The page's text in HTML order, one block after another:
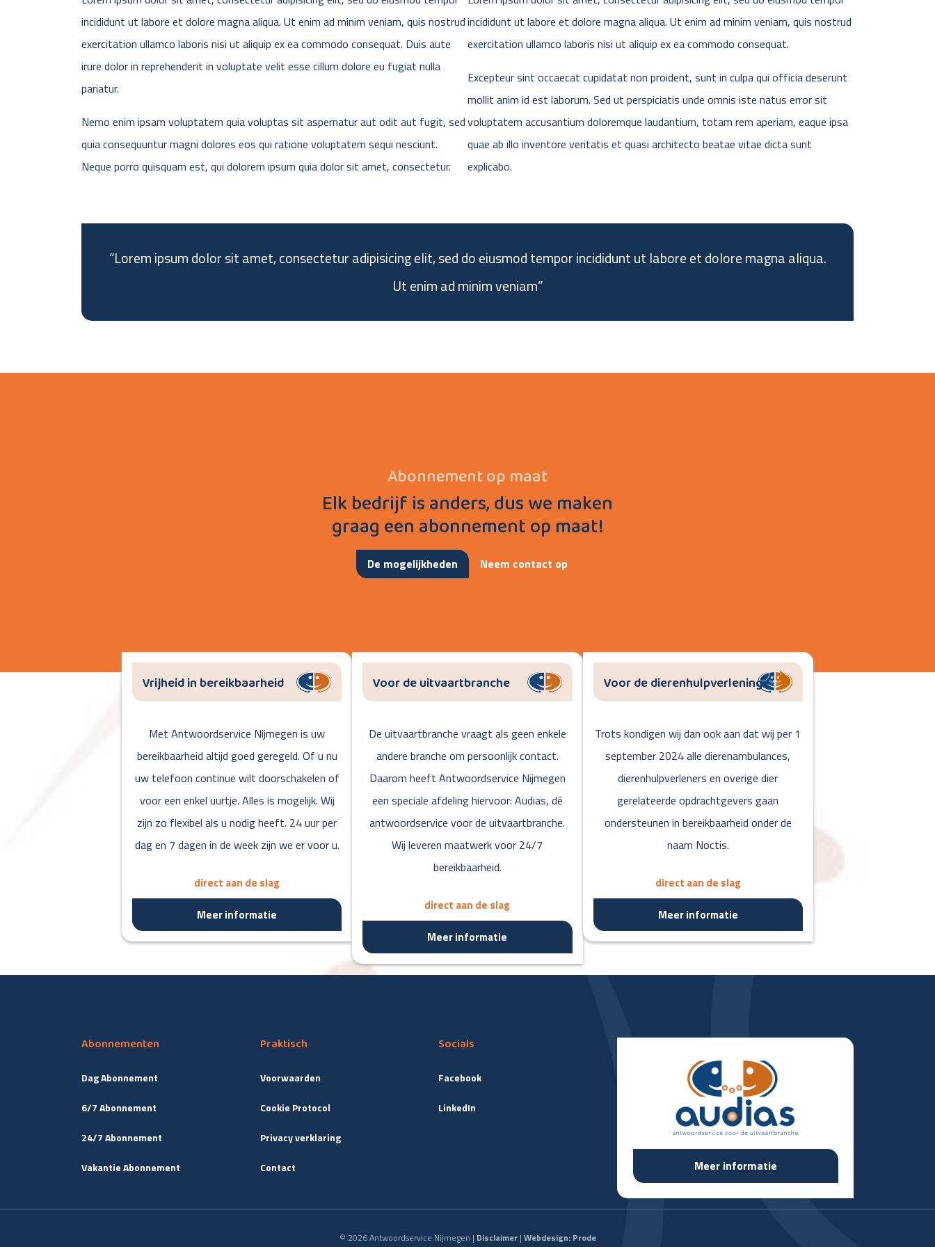
incididunt ut labore et dolore magna aliqua. Ut enim ad minim veniam, quis nostrud
exercitation ullamco laboris nisi ut aliquip ex ea commodo consequat. Duis aute
irure dolor in reprehenderit in voluptate velit esse cillum dolore eu fugiat nulla
pariatur.
Nemo enim ipsam voluptatem quia voluptas sit aspernatur aut odit aut fugit, sed
quia consequuntur magni dolores eos qui ratione voluptatem sequi nesciunt.
Neque porro quisquam est, qui dolorem ipsum quia dolor sit amet, consectetur.
incididunt ut labore et dolore magna aliqua. Ut enim ad minim veniam, quis nostrud
exercitation ullamco laboris nisi ut aliquip ex ea commodo consequat.
Excepteur sint occaecat cupidatat non proident, sunt in culpa qui officia deserunt
mollit anim id est laborum. Sed ut perspiciatis unde omnis iste natus error sit
voluptatem accusantium doloremque laudantium, totam rem aperiam, eaque ipsa
quae ab illo inventore veritatis et quasi architecto beatae vitae dicta sunt
explicabo.
“Lorem ipsum dolor sit amet, consectetur adipisicing elit, sed do eiusmod tempor incididunt ut labore et dolore magna aliqua.
Ut enim ad minim veniam”
Abonnement op maat
Elk bedrijf is anders, dus we maken
graag een abonnement op maat!
De mogelijkheden Neem contact op
Vrijheid in bereikbaarheid
Met Antwoordservice Nijmegen is uw
bereikbaarheid altijd goed geregeld. Of u nu
uw telefoon continue wilt doorschakelen of
voor een enkel uurtje. Alles is mogelijk. Wij
zijn zo flexibel als u nodig heeft. 24 uur per
dag en 7 dagen in de week zijn we er voor u.
direct aan de slag
Meer informatie
Voor de uitvaartbranche
De uitvaartbranche vraagt als geen enkele
andere branche om persoonlijk contact.
Daarom heeft Antwoordservice Nijmegen
een speciale afdeling hiervoor: Audias, dé
antwoordservice voor de uitvaartbranche.
Wij leveren maatwerk voor 24/7
bereikbaarheid.
direct aan de slag
Meer informatie
Voor de dierenhulpverlening
Trots kondigen wij dan ook aan dat wij per 1
september 2024 alle dierenambulances,
dierenhulpverleners en overige dier
gerelateerde opdrachtgevers gaan
ondersteunen in bereikbaarheid onder de
naam Noctis.
direct aan de slag
Meer informatie
Abonnementen
Dag Abonnement
6/7 Abonnement
24/7 Abonnement
Vakantie Abonnement
Praktisch
Voorwaarden
Cookie Protocol
Privacy verklaring
Contact
Socials
Facebook
LinkedIn
Meer informatie
© 2026 Antwoordservice Nijmegen | Disclaimer| Webdesign: Prode